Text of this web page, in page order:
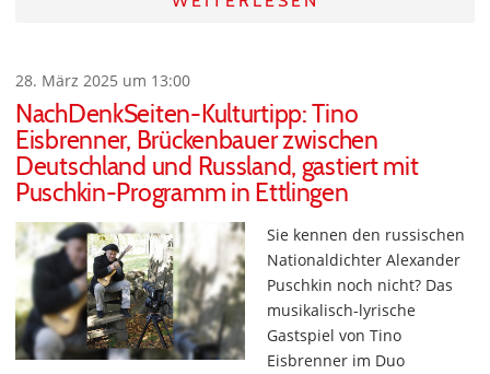
28. März 2025 um 13:00
NachDenkSeiten-Kulturtipp: Tino
Eisbrenner, Brückenbauer zwischen
Deutschland und Russland, gastiert mit
Puschkin-Programm in Ettlingen
Sie kennen den russischen
Nationaldichter Alexander
Puschkin noch nicht? Das
musikalisch-lyrische
Gastspiel von Tino
Eisbrenner im Duo